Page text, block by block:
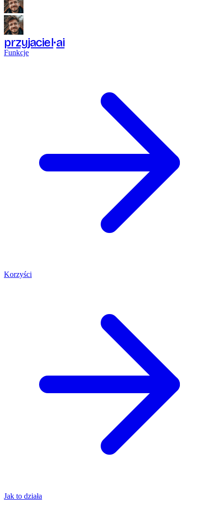
przyjaciel ai
Funkcje
Korzyści
Jak to działa